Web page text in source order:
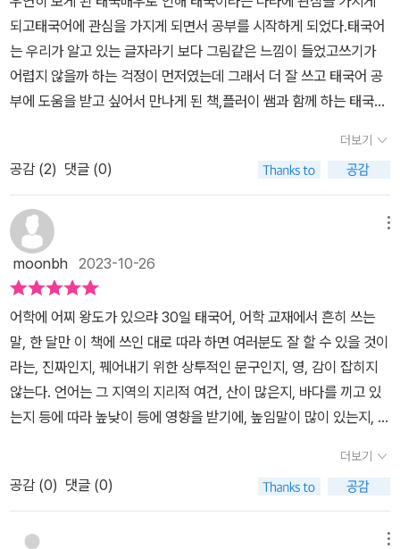
런 스키마가 마련되지 않은 언어는 공부 초입에 학습자들한테 대략적
인 쌩 기초를 마련해 주는 과정이 꼭 필요합니다. p8을 보면 한국
의 세종대왕 격인 쑤코타이 왕조 제 3대 왕인 람캄행이 1283년에 태
국어 문자를 만들었다고 나옵니다. 조선의 세종대왕은 1443년에 한
글을 창제했으니 160년 앞서 만들어진 셈입니다. 우리가 영어 처
음 배울 때, 한국어와는 달리 S+V+O(또는 C) 형식이 기본이라고 배
웠습니다(혹은 그의 변형). 태국어도 문장의 형식(혹은 어순)은 (우연
는 밥을 먹는다."라는 문장을 배웁니다. 우리말처럼 어절 단위로 띄
어 쓰면 ฉัน/กิน/ข้าว가 되겠습니다. 발음은 "찬/낀/카-우"라고 교재
에 한글로 일일이 달아 놓았습니다. 다만 "문장 내 띄어쓰기, 문장부
호를 사용하지 않는다"고 책에 나옵니다. 꾸미는 말은 꾸밈을 받
는 말 뒤에 놓이는데, 이는 이탈리아어, 스페인어 등과 (우연히) 비슷
한 특징입니다(한국어, 영어와는 반대입니다). 또 우리말처럼 태국어
에는 존대 어휘, 높임말이 있다고 합니다. 또 어형(語形)의 변화가 거
의 없어서, 단어 반복이나, 합성으로, 새로운 말을 만들어낸다고 나옵
니다. 책에서 예로 드는 건, 쌀(ข้าว, 카-우)라는 단어를 두 번 겹쳐 써
들어내는 식이라고 합니다. 우리말에는 자음 24개, 자음을 나타내
는 글자는 14개가 있습니다. 태국어에는 중자음 9자, 고자음 10
자, 저자음 23자가 있다고 합니다. 한글보다 글자 수 자체가 엄
청 더 많습니다. 중, 고, 저의 3분류는 성조에 의한 것이라고 합니
되고태국어에 관심을 가지게 되면서 공부를 시작하게 되었다.태국어
는 우리가 알고 있는 글자라기 보다 그림같은 느낌이 들었고쓰기가
어렵지 않을까 하는 걱정이 먼저였는데 그래서 더 잘 쓰고 태국어 공
부에 도움을 받고 싶어서 만나게 된 책,플러이 쌤과 함께 하는 태국어
라마등이 인기가 많아지면서티비나 인터넷을 통해서 태국이라는 나
라와 문화에 흥미를 가지게 되었고내가 좋아하는 배우를 만나면 편지
나 말은 해보자는 생각으로 어려울것 같고 글자라하기보다는 그림같
은 태국어 글자에 관심을 가지게 되면서태국어는 그림같은 문자와 발
음에 따라 달라지는 성조가 있음을 알게 되었다. 이책을 통해서 태국
어에도 우리나라처럼 자음과 모음이 있다는 것을 알게 되고자음에는
중자음, 고자음, 저자음이 있다는 것,모음에는 단순모음, 이중모음, 반
음절모음, 음절모음등이 있다는 것,모음을 생략할수도 있고 예외라는
것이 있다는 것 ,성조가 있어서 같은 글자도 성조에 따라 다른 의미를
가질수 있다는 것까지태국어에 대해서 잘 알수 있었던 것 같다. 그리
고 태국어를 쓰는 방법을 알려주고 여러번 따라 쓸수 있게 되어 있다.
내가 지금 따라 쓴 글자가 어떤 단어에 쓰이는지를 알려주고그 글자
가 들어간 단어를 볼수도 있게 되어 있어서 공부하기 좋게 되어 있고
연습문제를 통해서 반복해서 공부함으로써 도움을 받을수 있게 되어
더보기
공감 (2) 댓글 (0)
moonbh 2023-10-26
어학에 어찌 왕도가 있으랴 30일 태국어, 어학 교재에서 흔히 쓰는
말, 한 달만 이 책에 쓰인 대로 따라 하면 여러분도 잘 할 수 있을 것이
라는, 진짜인지, 꿰어내기 위한 상투적인 문구인지, 영, 감이 잡히지
않는다. 언어는 그 지역의 지리적 여건, 산이 많은지, 바다를 끼고 있
는지 등에 따라 높낮이 등에 영향을 받기에, 높임말이 많이 있는지, 어
랑스처럼 공기가 별로 좋지 않으면(실제로는 어떤지 모르겠지만) 비
염이. 그런 이상스러운 상상을 해본다. 동양(눈을 기른다는 뜻)북스의
눈을 믿는다. 일본어 교재에서는 오른쪽에 나설 자가 없다. 즉, 위가
없을 만큼, 믿고 볼 수 있다는 말이다. 책을 받은 뒤부터 꼬불꼬불한
더보기
공감 (0) 댓글 (0)